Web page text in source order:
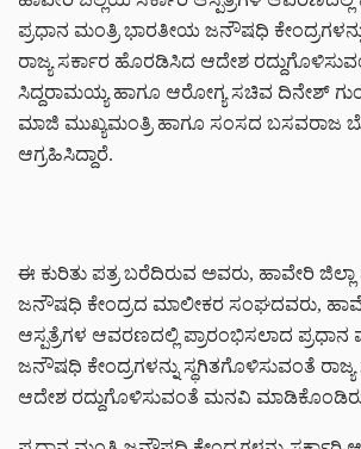
ಪ್ರಧಾನ ಮಂತ್ರಿ ಭಾರತೀಯ ಜನೌಷಧಿ
ರಾಜ್ಯ ಸರ್ಕಾರ ಹೊರಡಿಸಿದ ಆದೇಶ
ಸಿದ್ದರಾಮಯ್ಯ ಹಾಗೂ ಆರೋಗ್ಯ ಸಚಿವ ದಿನೇಶ್
ಮಾಜಿ ಮುಖ್ಯಮಂತ್ರಿ ಹಾಗೂ ಸಂಸದ ಬಸವರಾಜ
ಆಗ್ರಹಿಸಿದ್ದಾರೆ.
ಈ ಕುರಿತು ಪತ್ರ ಬರೆದಿರುವ ಅವರು, ಹಾವೇರಿ ಜಿಲ್ಲಾ
ಜನೌಷಧಿ ಕೇಂದ್ರದ ಮಾಲೀಕರ ಸಂಘದವರು,
ಆಸ್ಪತ್ರೆಗಳ ಆವರಣದಲ್ಲಿ ಪ್ರಾರಂಭಿಸಲಾದ
ಜನೌಷಧಿ ಕೇಂದ್ರಗಳನ್ನು ಸ್ಥಗಿತಗೊಳಿಸುವಂತೆ
ಆದೇಶ ರದ್ದುಗೊಳಿಸುವಂತೆ ಮನವಿ